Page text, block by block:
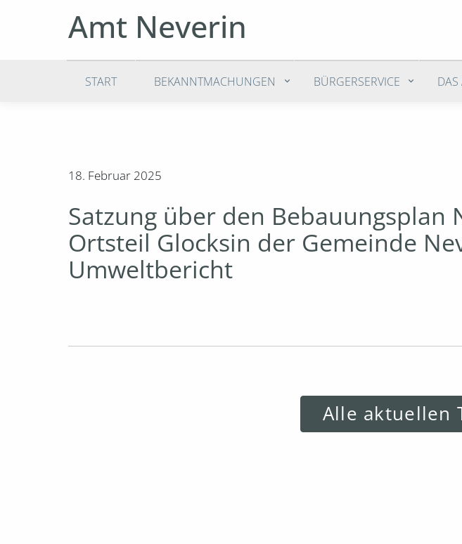
Amt Neverin
START BEKANNTMACHUNGEN BÜRGERSERVICE
18. Februar 2025
Satzung über den Bebauungsplan
Ortsteil Glocksin der Gemeinde
Umweltbericht
Alle aktuellen